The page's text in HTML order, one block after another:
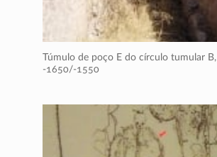
Túmulo de poço Ε do círculo tumular B,
-1650/-1550